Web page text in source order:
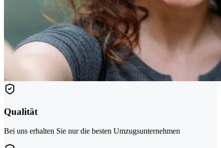
Qualität
Bei uns erhalten Sie nur die besten Umzugsunternehmen